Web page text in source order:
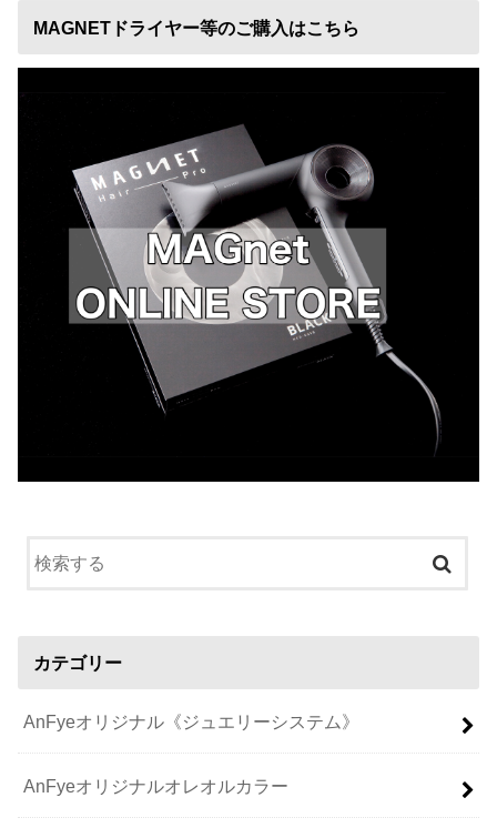
MAGNETドライヤー等のご購入はこちら
カテゴリー
AnFyeオリジナル《ジュエリーシステム》
AnFyeオリジナルオレオルカラー